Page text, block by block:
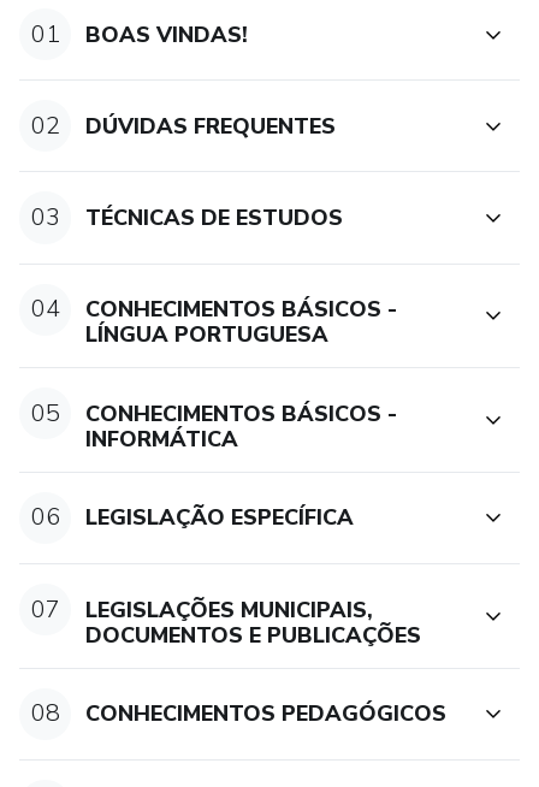
01 BOAS VINDAS!
02 DÚVIDAS FREQUENTES
03 TÉCNICAS DE ESTUDOS
04
CONHECIMENTOS BÁSICOS -
LÍNGUA PORTUGUESA
05
CONHECIMENTOS BÁSICOS -
INFORMÁTICA
06 LEGISLAÇÃO ESPECÍFICA
07
LEGISLAÇÕES MUNICIPAIS,
DOCUMENTOS E PUBLICAÇÕES
08 CONHECIMENTOS PEDAGÓGICOS